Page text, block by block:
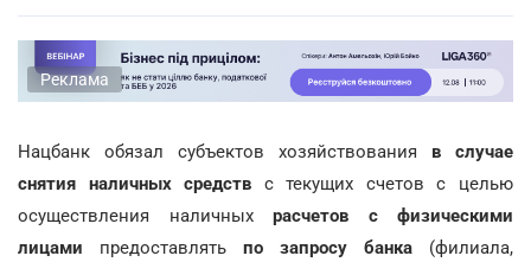
Реклама
Нацбанк обязал субъектов хозяйствования в случае
снятия наличных средств с текущих счетов с целью
осуществления наличных расчетов с физическими
лицами предоставлять по запросу банка (филиала,